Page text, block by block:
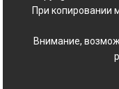
При копировании
Внимание,